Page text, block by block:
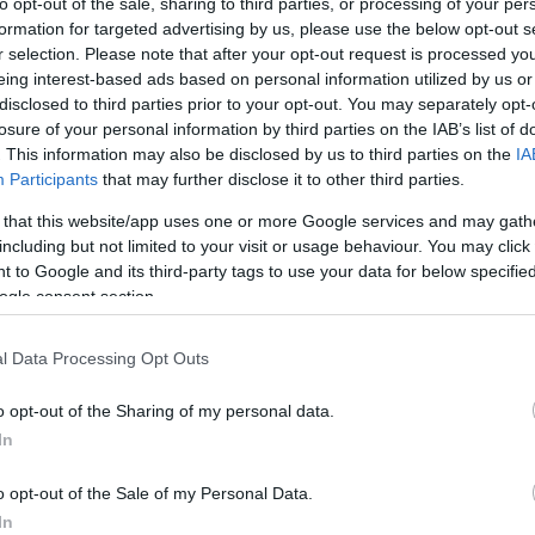
for targeted advertising by us, please use the below opt-out
selection. Please note that after your opt-out request is processed
interest-based ads based on personal information utilized by us
to third parties prior to your opt-out. You may separately
of your personal information by third parties on the IAB’s list of
This information may also be disclosed by us to third parties on the
Participants that may further disclose it to other third parties.
that this website/app uses one or more Google services and may
but not limited to your visit or usage behaviour. You may
to Google and its third-party tags to use your data for below
consent section.
Data Processing Opt Outs
opt-out of the Sharing of my personal data.
opt-out of the Sale of my Personal Data.
11 ideal de la jornada 2 (22/23): Lewandowski se
como MVP
agosto 2022 PorJesus Gallo|
11 ideal de la jornada 1 de Comunio estuvo plagado de
Leer más »
junio 2021 PorJesus Gallo|
(Italia) como gran estrella con 20 puntos. Analizamos los
jugadores de la segunda fecha del campeonato.